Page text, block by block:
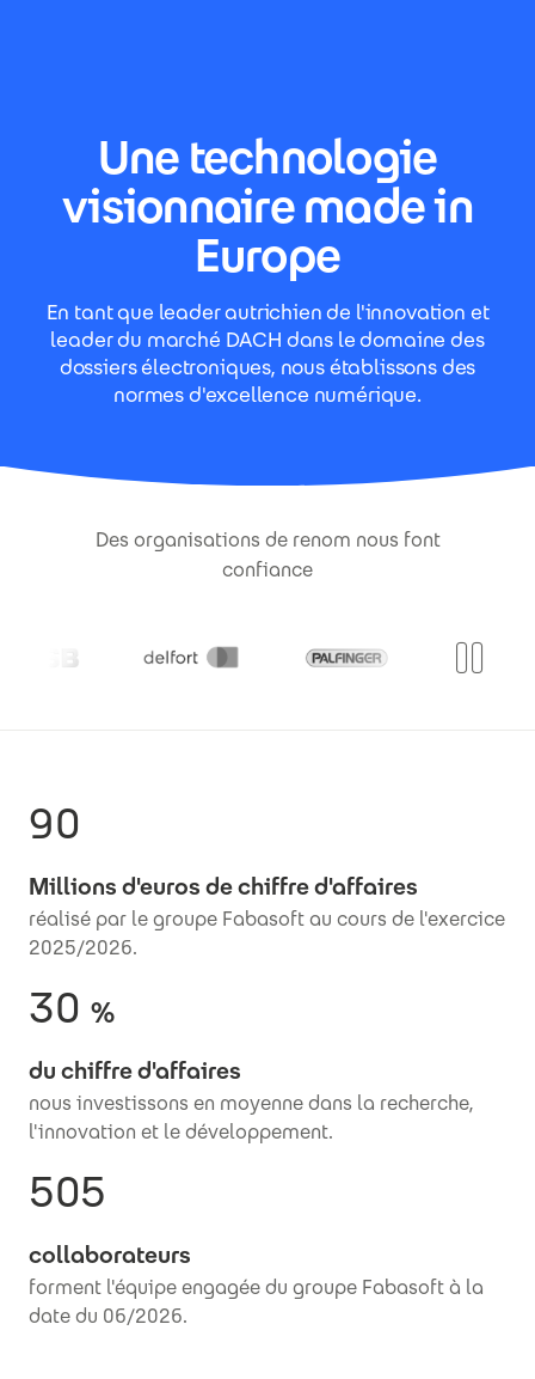
Une technologie
visionnaire made in
Europe
En tant que leader autrichien de l'innovation et
leader du marché DACH dans le domaine des
dossiers électroniques, nous établissons des
normes d'excellence numérique.
Des organisations de renom nous font
confiance
90
Millions d'euros de chiffre d'affaires
réalisé par le groupe Fabasoft au cours de l'exercice
2025/2026.
30 %
du chiffre d'affaires
nous investissons en moyenne dans la recherche,
l'innovation et le développement.
505
collaborateurs
forment l'équipe engagée du groupe Fabasoft à la
date du 06/2026.